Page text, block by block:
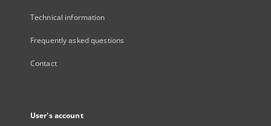
Technical information
Frequently asked questions
Contact
User's account